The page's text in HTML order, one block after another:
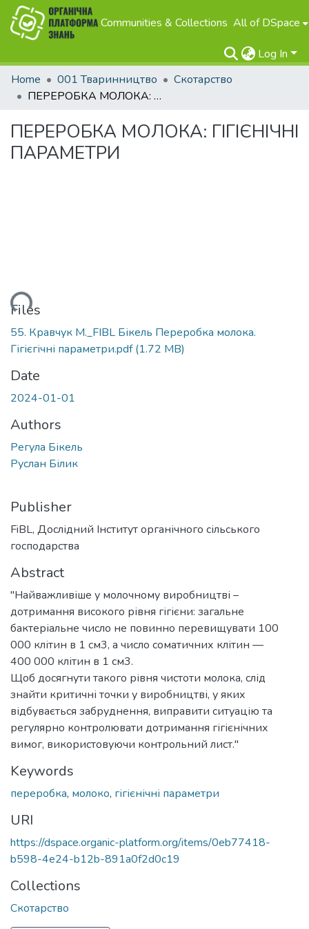
Communities & Collections All of DSpace
Log In
Home
001 Тваринництво
Скотарство
ПЕРЕРОБКА МОЛОКА: ГІГІЄНІЧНІ ПАРАМЕТРИ
ПЕРЕРОБКА МОЛОКА: ГІГІЄНІЧНІ
ПАРАМЕТРИ
Files
55. Кравчук М._FIBL Бікель Переробка молока.
Гігієгічні параметри.pdf(1.72 MB)
Date
2024-01-01
Authors
Регула Бікель
Руслан Білик
Publisher
FiBL, Дослідний Інститут органічного сільського
господарства
Abstract
"Найважливіше у молочному виробництві –
дотримання високого рівня гігієни: загальне
бактеріальне число не повинно перевищувати 100
000 клітин в 1 см3, а число соматичних клітин —
400 000 клітин в 1 см3.
Щоб досягнути такого рівня чистоти молока, слід
знайти критичні точки у виробництві, у яких
відбувається забруднення, виправити ситуацію та
регулярно контролювати дотримання гігієнічних
вимог, використовуючи контрольний лист."
Keywords
переробка, молоко, гігієнічні параметри
URI
https://dspace.organic-platform.org/items/0eb77418-
b598-4e24-b12b-891a0f2d0c19
Collections
Скотарство